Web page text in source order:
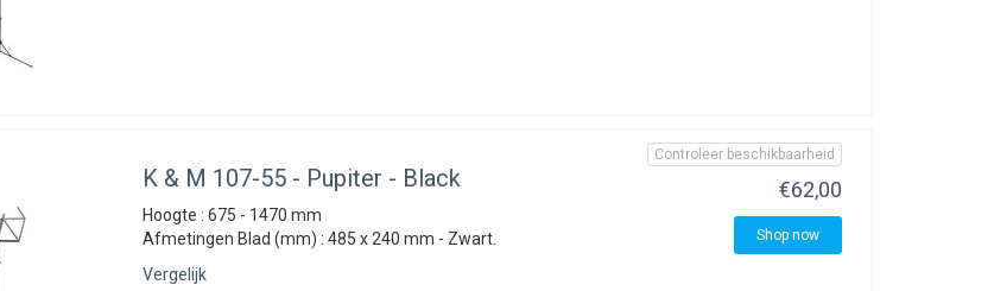
K & M 107-55 - Pupiter - Black
Hoogte : 675 - 1470 mm
Afmetingen Blad (mm) : 485 x 240 mm - Zwart.
Vergelijk
Controleer beschikbaarheid
€62,00
Shop now